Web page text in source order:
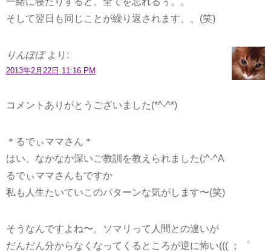
そして翌日も同じことが繰り返されます、、(笑)
りんぽぽ より:
2013年2月22日 11:16 PM
コメントありがとうございました(*^-^*)
＊るでぃママさん＊
はい、なかなか深いご教訓を教えられました(;^-^A
るでぃママさんもですか
私も人生たいていこのパターンな気がします〜(笑)
そうなんですよね〜。ソマリって人間との違いが
だんだん分からなくなってくるところが逆に怖い((( ；゜